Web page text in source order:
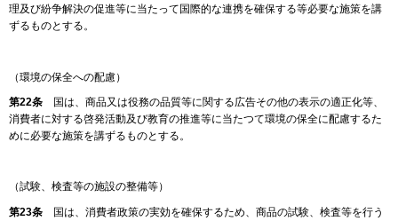
理及び紛争解決の促進等に当たって国際的な連携を確保する等必要な施策を講
ずるものとする。
（環境の保全への配慮）
第22条 国は、商品又は役務の品質等に関する広告その他の表示の適正化等、
消費者に対する啓発活動及び教育の推進等に当たつて環境の保全に配慮するた
めに必要な施策を講ずるものとする。
（試験、検査等の施設の整備等）
第23条 国は、消費者政策の実効を確保するため、商品の試験、検査等を行う